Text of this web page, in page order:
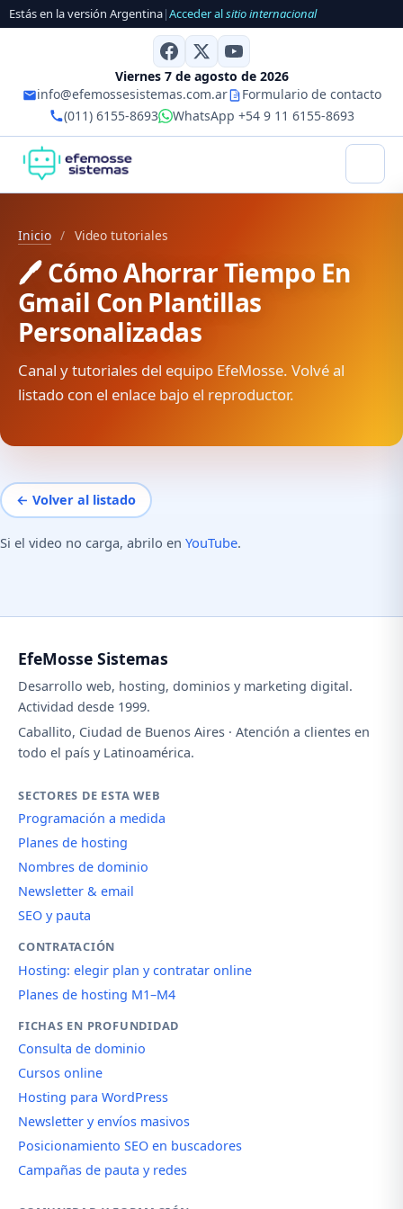
Estás en la versión Argentina|Acceder alsitio internacional
Viernes 7 de agosto de 2026
info@efemossesistemas.com.ar
Formulario de contacto
(011) 6155-8693
WhatsApp +54 9 11 6155-8693
Inicio / Video tutoriales
🖊️ Cómo Ahorrar Tiempo En
Gmail Con Plantillas
Personalizadas
Canal y tutoriales del equipo EfeMosse. Volvé al
listado con el enlace bajo el reproductor.
← Volver al listado
Si el video no carga, abrilo en YouTube.
EfeMosse Sistemas
Desarrollo web, hosting, dominios y marketing digital.
Actividad desde 1999.
Caballito, Ciudad de Buenos Aires · Atención a clientes en
todo el país y Latinoamérica.
SECTORES DE ESTA WEB
Programación a medida
Planes de hosting
Nombres de dominio
Newsletter & email
SEO y pauta
CONTRATACIÓN
Hosting: elegir plan y contratar online
Planes de hosting M1–M4
FICHAS EN PROFUNDIDAD
Consulta de dominio
Cursos online
Hosting para WordPress
Newsletter y envíos masivos
Posicionamiento SEO en buscadores
Campañas de pauta y redes